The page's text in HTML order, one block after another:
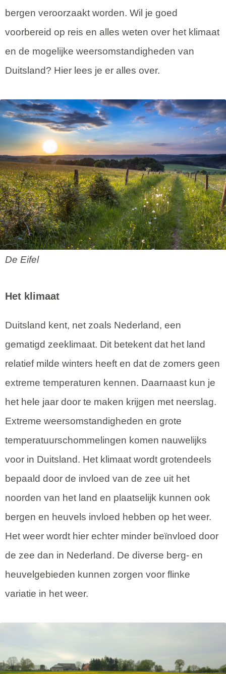
bergen veroorzaakt worden. Wil je goed
voorbereid op reis en alles weten over het klimaat
en de mogelijke weersomstandigheden van
Duitsland? Hier lees je er alles over.
De Eifel
Het klimaat
Duitsland kent, net zoals Nederland, een
gematigd zeeklimaat. Dit betekent dat het land
relatief milde winters heeft en dat de zomers geen
extreme temperaturen kennen. Daarnaast kun je
het hele jaar door te maken krijgen met neerslag.
Extreme weersomstandigheden en grote
temperatuurschommelingen komen nauwelijks
voor in Duitsland. Het klimaat wordt grotendeels
bepaald door de invloed van de zee uit het
noorden van het land en plaatselijk kunnen ook
bergen en heuvels invloed hebben op het weer.
Het weer wordt hier echter minder beïnvloed door
de zee dan in Nederland. De diverse berg- en
heuvelgebieden kunnen zorgen voor flinke
variatie in het weer.